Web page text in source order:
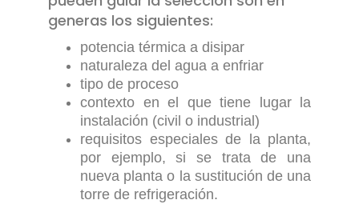
generas los siguientes:
potencia térmica a disipar
naturaleza del agua a enfriar
tipo de proceso
contexto en el que tiene lugar la
instalación (civil o industrial)
requisitos especiales de la planta,
por ejemplo, si se trata de una
nueva planta o la sustitución de una
torre de refrigeración.